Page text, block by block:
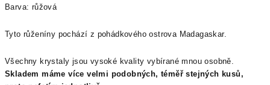
Barva: růžová
Tyto růženíny pochází z pohádkového ostrova Madagaskar.
Všechny krystaly jsou vysoké kvality vybírané mnou osobně.
Skladem máme více velmi podobných, téměř stejných kusů,